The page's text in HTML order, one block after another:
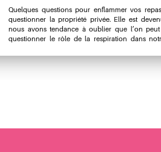
de
l’article
Quelques questions pour enflammer vos
questionner la propriété privée. Elle est
nous avons tendance à oublier que l’on
questionner le rôle de la respiration dans